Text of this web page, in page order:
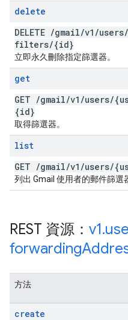
delete
DELETE /gmail/v1 /users/
filters/{id}
立即永久刪除指定篩選器。
get
GET /gmail/v1 /users/
{id}
取得篩選器。
list
GET /gmail/v1 /users/
列出 Gmail 使用者的郵件篩選
REST 資源： v1.
forwarding
方法
create